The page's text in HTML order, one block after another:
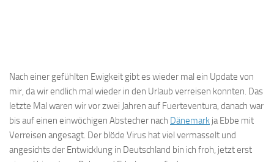
Nach einer gefühlten Ewigkeit gibt es wieder mal ein Update von
mir, da wir endlich mal wieder in den Urlaub verreisen konnten. Das
letzte Mal waren wir vor zwei Jahren auf Fuerteventura, danach war
bis auf einen einwöchigen Abstecher nach Dänemark ja Ebbe mit
Verreisen angesagt. Der blöde Virus hat viel vermasselt und
angesichts der Entwicklung in Deutschland bin ich froh, jetzt erst